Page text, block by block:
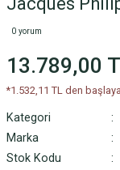
0 yorum
13.789,00
*1.532,11 TL den
Kategori
Marka
Stok Kodu